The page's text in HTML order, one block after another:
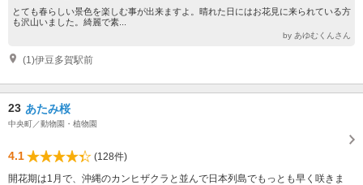
とても春らしい景色を楽しむ事が出来ますよ。晴れた日にはお花見に来られている方
も沢山いました。綺麗で素...
by あゆむくんさん
(1)伊豆多賀駅前
23 あたみ桜
中央町／動物園・植物園
4.1
(128件)
開花期は1月で、沖縄のカンヒザクラと並んで日本列島でもっとも早く咲きま